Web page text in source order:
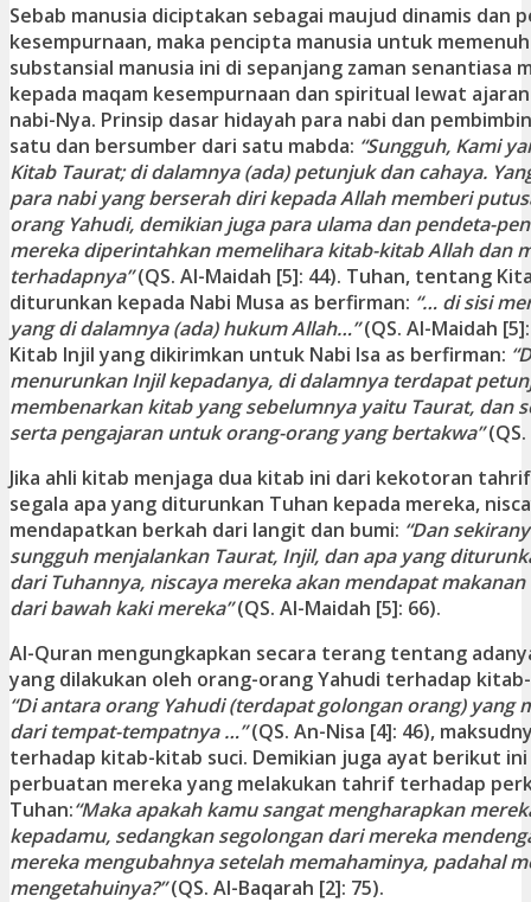
Sebab manusia diciptakan sebagai maujud dinamis dan
kesempurnaan, maka pencipta manusia untuk
substansial manusia ini di sepanjang zaman senantiasa
kepada maqam kesempurnaan dan spiritual lewat
nabi-Nya. Prinsip dasar hidayah para nabi dan
satu dan bersumber dari satu mabda: “Sungguh, Kami
Kitab Taurat; di dalamnya (ada) petunjuk dan cahaya.
para nabi yang berserah diri kepada Allah memberi
orang Yahudi, demikian juga para ulama dan pendeta-
mereka diperintahkan memelihara kitab-kitab Allah dan
terhadapnya”(QS. Al-Maidah [5]: 44). Tuhan, tentang
diturunkan kepada Nabi Musa as berfirman: “… di sisi
yang di dalamnya (ada) hukum Allah…”(QS. Al-Maidah
Kitab Injil yang dikirimkan untuk Nabi Isa as berfirman:
menurunkan Injil kepadanya, di dalamnya terdapat
membenarkan kitab yang sebelumnya yaitu Taurat, dan
serta pengajaran untuk orang-orang yang bertakwa”(QS.
Jika ahli kitab menjaga dua kitab ini dari kekotoran
segala apa yang diturunkan Tuhan kepada mereka,
mendapatkan berkah dari langit dan bumi: “Dan
sungguh menjalankan Taurat, Injil, dan apa yang
dari Tuhannya, niscaya mereka akan mendapat
dari bawah kaki mereka”(QS. Al-Maidah [5]: 66).
Al-Quran mengungkapkan secara terang tentang
yang dilakukan oleh orang-orang Yahudi terhadap
“Di antara orang Yahudi (terdapat golongan orang) yang
dari tempat-tempatnya …”(QS. An-Nisa [4]: 46),
terhadap kitab-kitab suci. Demikian juga ayat berikut
perbuatan mereka yang melakukan tahrif terhadap
Tuhan:“Maka apakah kamu sangat mengharapkan
kepadamu, sedangkan segolongan dari mereka
mereka mengubahnya setelah memahaminya, padahal
mengetahuinya?”(QS. Al-Baqarah [2]: 75).